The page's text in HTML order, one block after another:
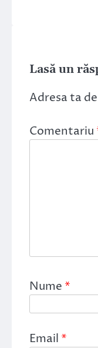
Lasă un
Adresa ta
Comentariu
Nume *
Email *